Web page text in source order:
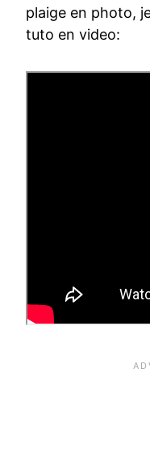
plaige en photo,
tuto en video: